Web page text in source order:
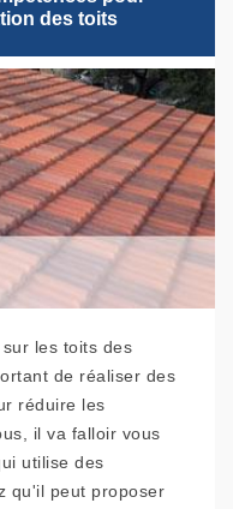
des toits
les toits des
de réaliser des
réduire les
il va falloir vous
utilise des
qu'il peut proposer